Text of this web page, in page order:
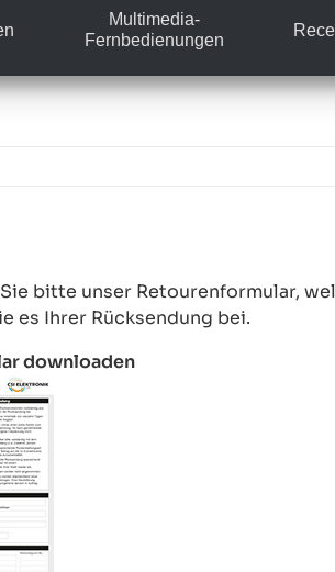
Multimedia-
Fernbedienungen
bitte unser Retourenformular,
es Ihrer Rücksendung bei.
downloaden